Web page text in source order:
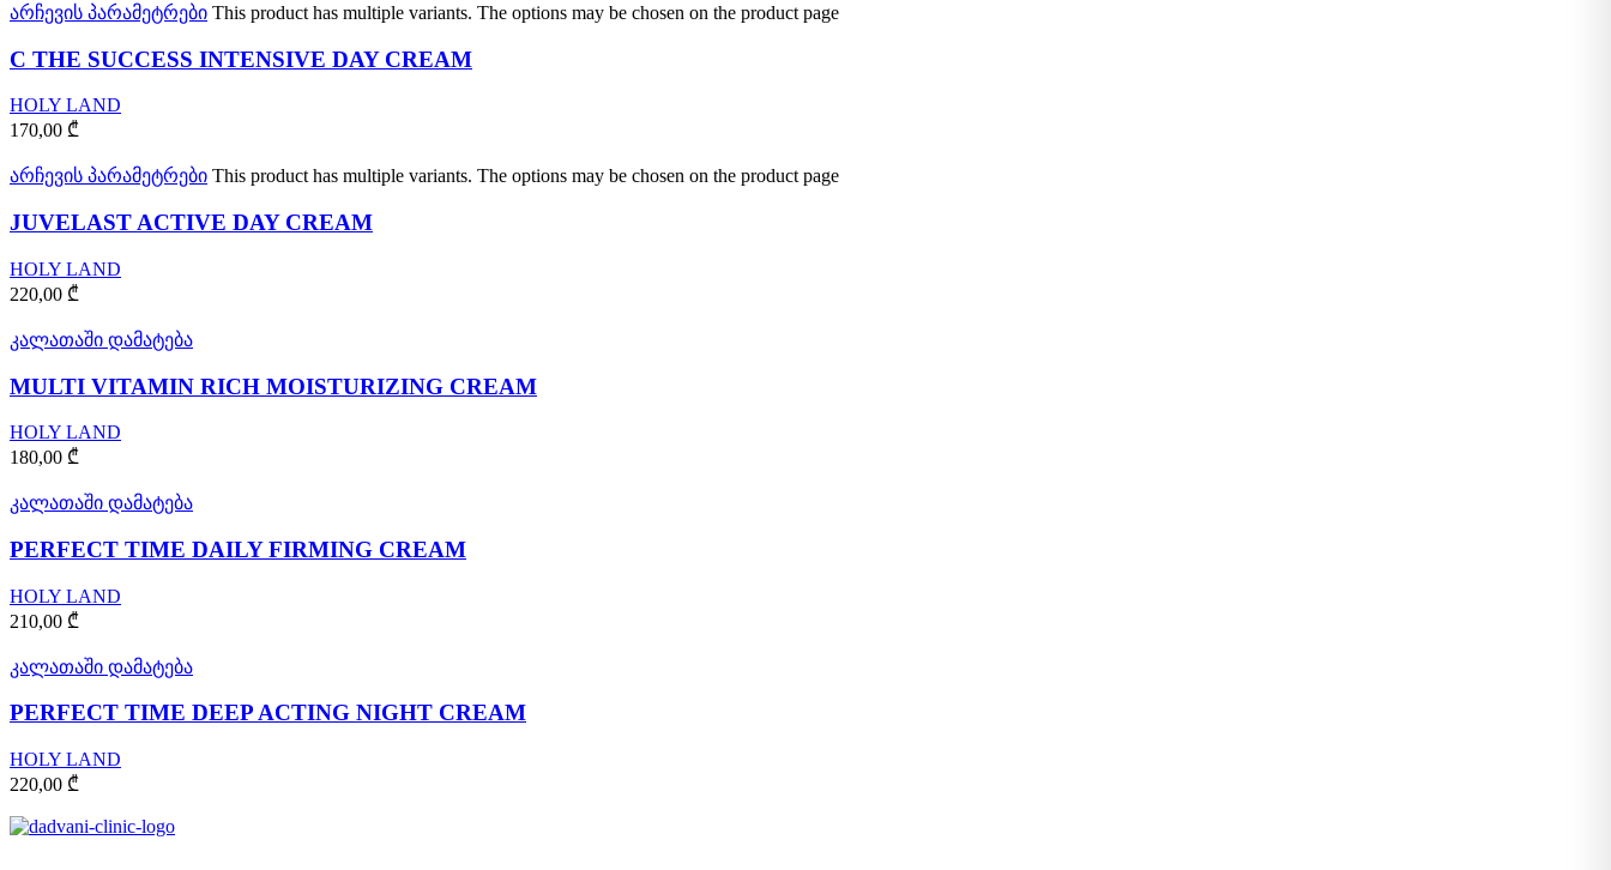
არჩევის პარამეტრები This product has multiple variants. The options may be chosen on the product page
C THE SUCCESS INTENSIVE DAY CREAM
HOLY LAND
170,00 ₾
არჩევის პარამეტრები This product has multiple variants. The options may be chosen on the product page
JUVELAST ACTIVE DAY CREAM
HOLY LAND
220,00 ₾
კალათაში დამატება
MULTI VITAMIN RICH MOISTURIZING CREAM
HOLY LAND
180,00 ₾
კალათაში დამატება
PERFECT TIME DAILY FIRMING CREAM
HOLY LAND
210,00 ₾
კალათაში დამატება
PERFECT TIME DEEP ACTING NIGHT CREAM
HOLY LAND
220,00 ₾